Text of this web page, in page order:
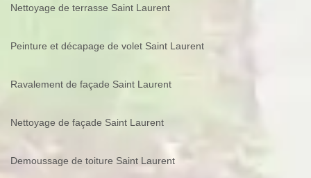
Nettoyage de terrasse Saint Laurent
Peinture et décapage de volet Saint Laurent
Ravalement de façade Saint Laurent
Nettoyage de façade Saint Laurent
Demoussage de toiture Saint Laurent